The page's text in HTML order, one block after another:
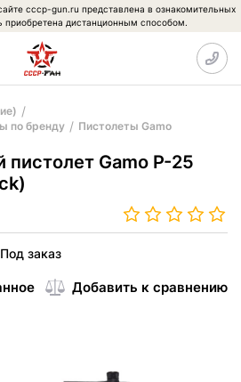
cccp-gun.ru представлена в ознакомительных
приобретена дистанционным способом.
по бренду
Пистолеты Gamo
пистолет Gamo P-25
Под заказ
Добавить к сравнению